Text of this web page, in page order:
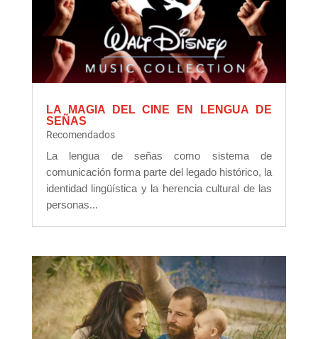
LA MAGIA DEL CINE EN LENGUA DE
SEÑAS
Recomendados
La lengua de señas como sistema de
comunicación forma parte del legado histórico, la
identidad lingüística y la herencia cultural de las
personas...